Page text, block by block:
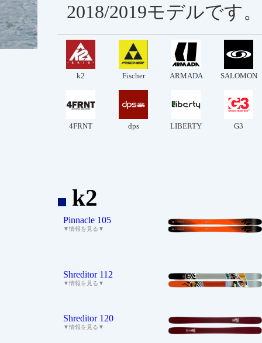
2018/2019モデルです。
k2 Fischer ARMADA SALOMON
4FRNT dps LIBERTY G3
k2
Pinnacle 105
▼情報を見る▼
Shreditor 112
▼情報を見る▼
Shreditor 120
▼情報を見る▼